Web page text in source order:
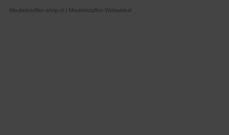
Meubelstoffen-shop.nl | Meubelstoffen Webwinkel